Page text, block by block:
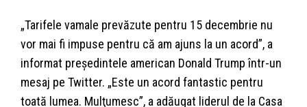
„Tarifele vamale prevăzute pentru 15 decembrie nu
vor mai fi impuse pentru că am ajuns la un acord”, a
informat preşedintele american Donald Trump într-un
mesaj pe Twitter. „Este un acord fantastic pentru
toată lumea. Mulţumesc”, a adăugat liderul de la Casa